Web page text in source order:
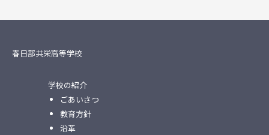
春日部共栄高等学校
学校の紹介
ごあいさつ
教育方針
沿革